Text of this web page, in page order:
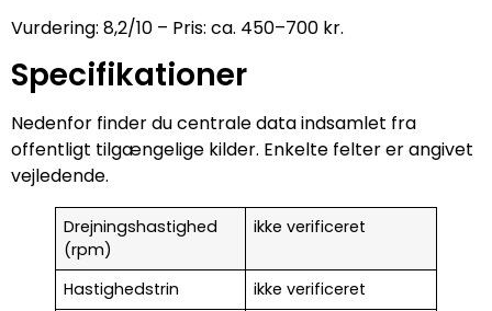
Vurdering: 8,2/10 – Pris: ca. 450–700 kr.
Specifikationer
Nedenfor finder du centrale data indsamlet fra
offentligt tilgængelige kilder. Enkelte felter er angivet
vejledende.
Drejningshastighed
(rpm)
ikke verificeret
Hastighedstrin ikke verificeret